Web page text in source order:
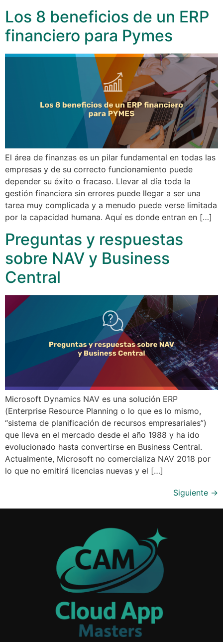
Los 8 beneficios de un ERP
financiero para Pymes
El área de finanzas es un pilar fundamental en todas las
empresas y de su correcto funcionamiento puede
depender su éxito o fracaso. Llevar al día toda la
gestión financiera sin errores puede llegar a ser una
tarea muy complicada y a menudo puede verse limitada
por la capacidad humana. Aquí es donde entran en […]
Preguntas y respuestas
sobre NAV y Business
Central
Microsoft Dynamics NAV es una solución ERP
(Enterprise Resource Planning o lo que es lo mismo,
“sistema de planificación de recursos empresariales”)
que lleva en el mercado desde el año 1988 y ha ido
evolucionado hasta convertirse en Business Central.
Actualmente, Microsoft no comercializa NAV 2018 por
lo que no emitirá licencias nuevas y el […]
Siguiente →